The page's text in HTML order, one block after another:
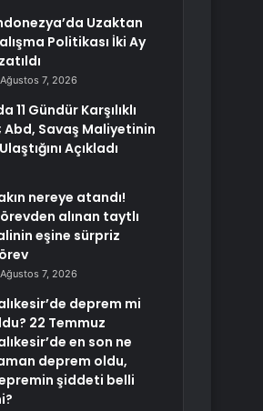
Uzaktan
Politikası İki Ay
Ağustos 7, 2026
11 Gündür Karşılıklı
Abd, Savaş Maliyetinin
Açıkladı
nereye atandı!
alınan taytlı
eşine sürpriz
Ağustos 7, 2026
deprem mi
22 Temmuz
en son ne
deprem oldu,
şiddeti belli